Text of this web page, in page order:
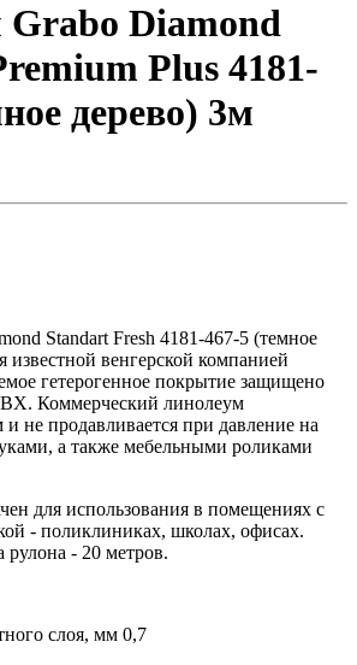
Diamond
Plus 4181-
дерево) 3м
Standart Fresh 4181-467-5 (темное
известной венгерской компанией
гетерогенное покрытие защищено
Коммерческий линолеум
и не продавливается при давление на
а также мебельными роликами
для использования в помещениях с
- поликлиниках, школах, офисах.
рулона - 20 метров.
слоя, мм 0,7